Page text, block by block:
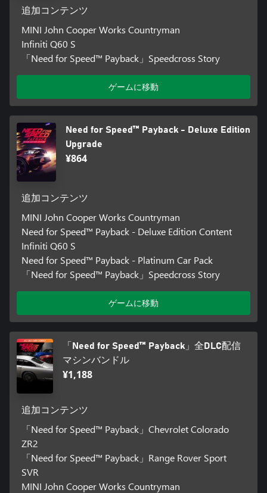
追加コンテンツ
MINI John Cooper Works Countryman
Infiniti Q60 S
「Need for Speed™ Payback」Speedcross Story
ゲームに移動
Need for Speed™ Payback - Deluxe Edition
Upgrade
¥864
追加コンテンツ
MINI John Cooper Works Countryman
Need for Speed™ Payback - Deluxe Edition Content
Infiniti Q60 S
Need for Speed™ Payback - Platinum Car Pack
「Need for Speed™ Payback」Speedcross Story
ゲームに移動
「Need for Speed™ Payback」全DLC配信
マシンバンドル
¥1,188
追加コンテンツ
「Need for Speed™ Payback」Chevrolet Colorado
ZR2
「Need for Speed™ Payback」Range Rover Sport
SVR
MINI John Cooper Works Countryman